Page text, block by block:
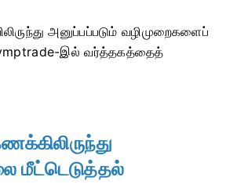
அனுப்பப்படும் வழிமுறைகளைப்
இல் வர்த்தகத்தைத்
மீட்டெடுத்தல்